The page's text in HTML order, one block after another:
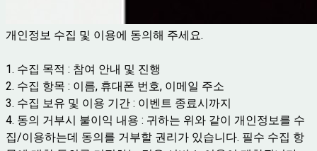
개인정보 수집 및 이용에 동의해 주세요.
1. 수집 목적 : 참여 안내 및 진행
2. 수집 항목 : 이름, 휴대폰 번호, 이메일 주소
3. 수집 보유 및 이용 기간 : 이벤트 종료시까지
4. 동의 거부시 불이익 내용 : 귀하는 위와 같이 개인정보를 수
집/이용하는데 동의를 거부할 권리가 있습니다. 필수 수집 항